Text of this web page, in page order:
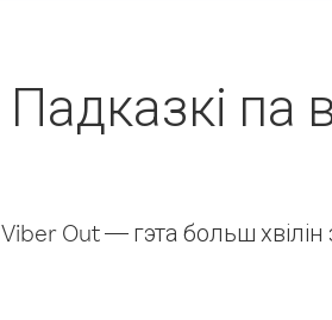
Падказкі па
Viber Out — гэта больш